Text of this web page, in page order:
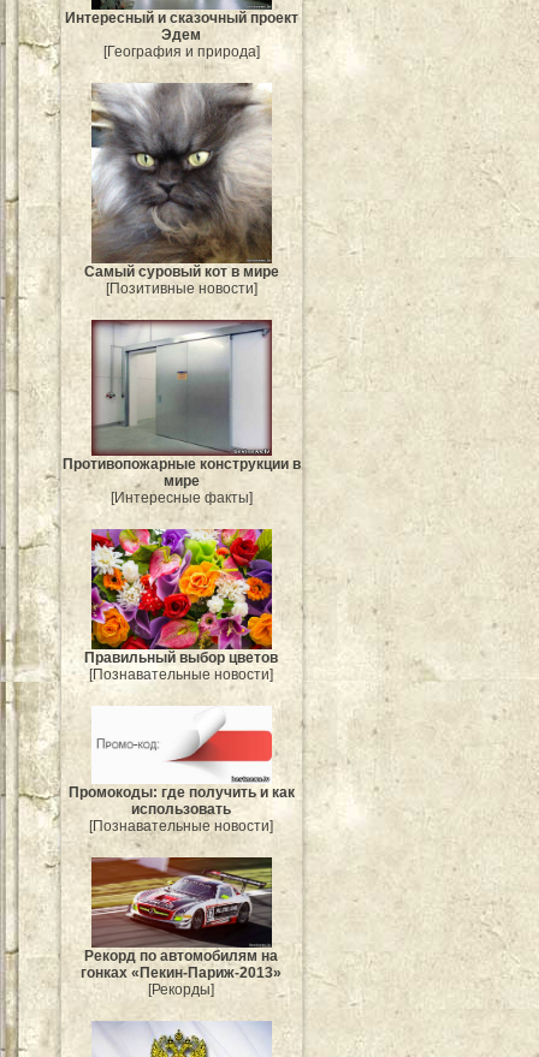
Интересный и сказочный проект
Эдем
[География и природа]
Самый суровый кот в мире
[Позитивные новости]
Противопожарные конструкции в
мире
[Интересные факты]
Правильный выбор цветов
[Познавательные новости]
Промокоды: где получить и как
использовать
[Познавательные новости]
Рекорд по автомобилям на
гонках «Пекин-Париж-2013»
[Рекорды]